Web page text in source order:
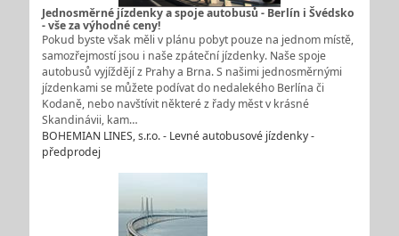
Jednosměrné jízdenky a spoje autobusů - Berlín i Švédsko
- vše za výhodné ceny!
Pokud byste však měli v plánu pobyt pouze na jednom místě,
samozřejmostí jsou i naše zpáteční jízdenky. Naše spoje
autobusů vyjíždějí z Prahy a Brna. S našimi jednosměrnými
jízdenkami se můžete podívat do nedalekého Berlína či
Kodaně, nebo navštívit některé z řady měst v krásné
Skandinávii, kam…
BOHEMIAN LINES, s.r.o. - Levné autobusové jízdenky -
předprodej